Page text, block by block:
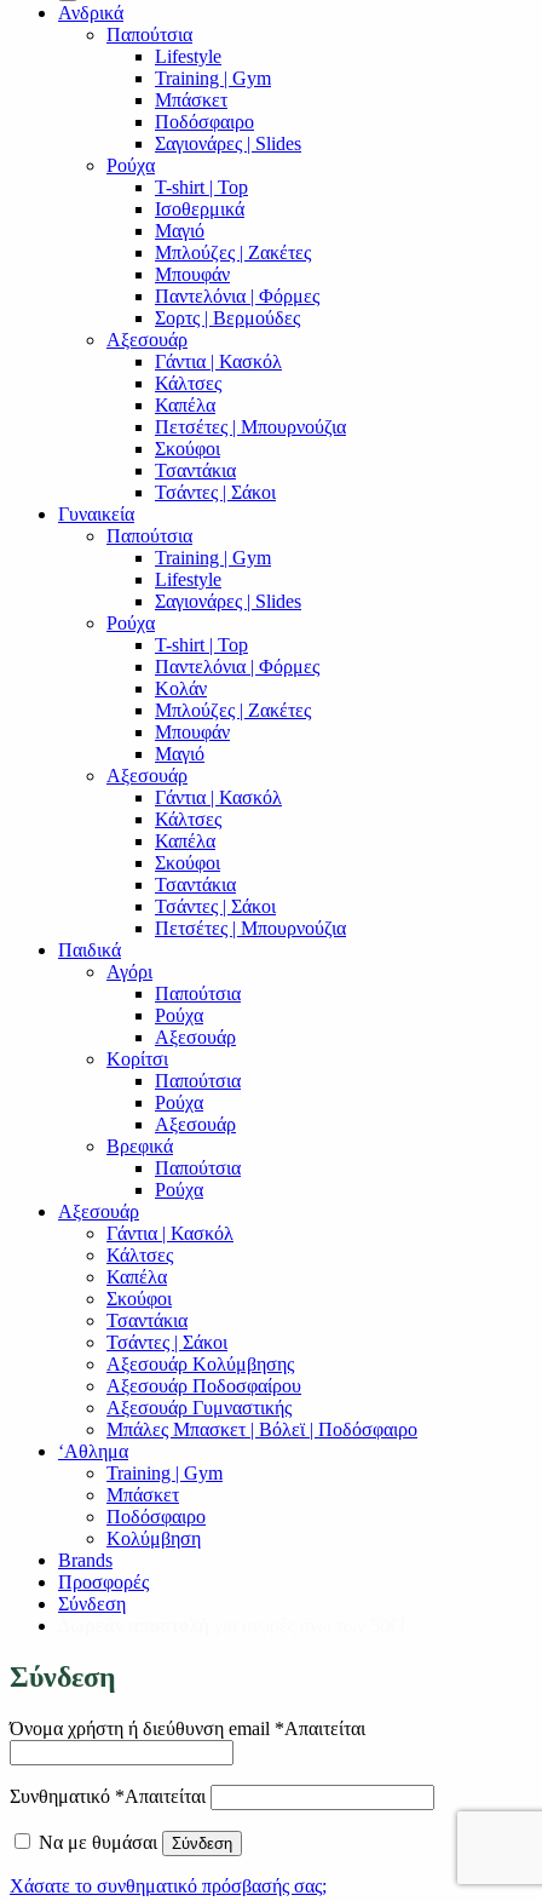
Ανδρικά
Παπούτσια
Lifestyle
Training | Gym
Μπάσκετ
Ποδόσφαιρο
Σαγιονάρες | Slides
Ρούχα
T-shirt | Top
Ισοθερμικά
Μαγιό
Μπλούζες | Ζακέτες
Μπουφάν
Παντελόνια | Φόρμες
Σορτς | Βερμούδες
Αξεσουάρ
Γάντια | Κασκόλ
Κάλτσες
Καπέλα
Πετσέτες | Μπουρνούζια
Σκούφοι
Τσαντάκια
Τσάντες | Σάκοι
Γυναικεία
Παπούτσια
Training | Gym
Lifestyle
Σαγιονάρες | Slides
Ρούχα
T-shirt | Top
Παντελόνια | Φόρμες
Κολάν
Μπλούζες | Ζακέτες
Μπουφάν
Μαγιό
Αξεσουάρ
Γάντια | Κασκόλ
Κάλτσες
Καπέλα
Σκούφοι
Τσαντάκια
Τσάντες | Σάκοι
Πετσέτες | Μπουρνούζια
Παιδικά
Αγόρι
Παπούτσια
Ρούχα
Αξεσουάρ
Κορίτσι
Παπούτσια
Ρούχα
Αξεσουάρ
Βρεφικά
Παπούτσια
Ρούχα
Αξεσουάρ
Γάντια | Κασκόλ
Κάλτσες
Καπέλα
Σκούφοι
Τσαντάκια
Τσάντες | Σάκοι
Αξεσουάρ Κολύμβησης
Αξεσουάρ Ποδοσφαίρου
Αξεσουάρ Γυμναστικής
Μπάλες Μπασκετ | Βόλεϊ | Ποδόσφαιρο
‘Αθλημα
Training | Gym
Μπάσκετ
Ποδόσφαιρο
Κολύμβηση
Brands
Προσφορές
Σύνδεση
Σύνδεση
Όνομα χρήστη ή διεύθυνση email *Απαιτείται
Συνθηματικό *Απαιτείται
Να με θυμάσαι Σύνδεση
Χάσατε το συνθηματικό πρόσβασής σας;